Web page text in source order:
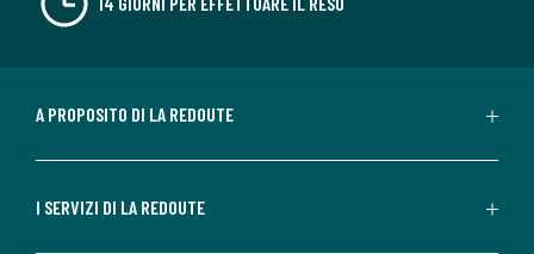
A PROPOSITO DI LA REDOUTE
I SERVIZI DI LA REDOUTE